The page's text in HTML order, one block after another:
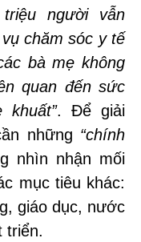
triệu người vẫn
chăm sóc y tế
bà mẹ không
quan đến sức
. Để giải
những “chính
nhìn nhận mối
mục tiêu khác:
giáo dục, nước
triển.